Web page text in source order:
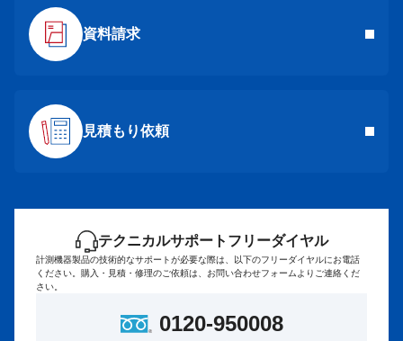
資料請求
見積もり依頼
テクニカルサポートフリーダイヤル
計測機器製品の技術的なサポートが必要な際は、以下のフリーダイヤルにお電話
ください。 購入・見積・修理のご依頼は、お問い合わせフォームよりご連絡くだ
さい。
0120-950008